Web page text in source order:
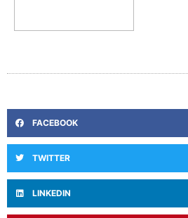
FACEBOOK
TWITTER
LINKEDIN